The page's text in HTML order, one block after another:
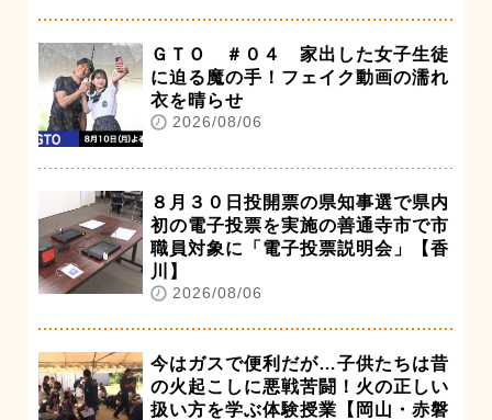
ＧＴＯ ＃０４ 家出した女子生徒
に迫る魔の手！フェイク動画の濡れ
衣を晴らせ
2026/08/06
８月３０日投開票の県知事選で県内
初の電子投票を実施の善通寺市で市
職員対象に「電子投票説明会」【香
川】
2026/08/06
今はガスで便利だが…子供たちは昔
の火起こしに悪戦苦闘！火の正しい
扱い方を学ぶ体験授業【岡山・赤磐